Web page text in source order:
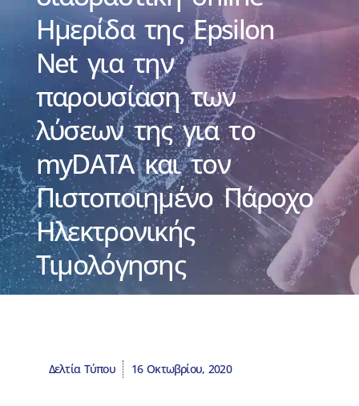
Ημερίδα της Epsilon
Net για την
παρουσίαση των
λύσεων της για το
myDATA και τον
Πιστοποιημένο Πάροχο
Ηλεκτρονικής
Τιμολόγησης
Δελτία Τύπου 16 Οκτωβρίου, 2020